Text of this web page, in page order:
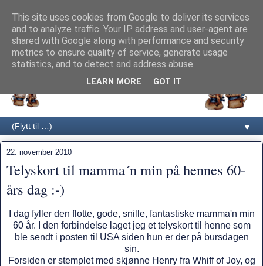
▼
22. november 2010
Telyskort til mamma´n min på hennes 60-
års dag :-)
I dag fyller den flotte, gode, snille, fantastiske mamma'n min
60 år. I den forbindelse laget jeg et telyskort til henne som
ble sendt i posten til USA siden hun er der på bursdagen
sin.
Forsiden er stemplet med skjønne Henry fra Whiff of Joy, og
This site uses cookies from Google to deliver its services
and to analyze traffic. Your IP address and user-agent are
shared with Google along with performance and security
metrics to ensure quality of service, generate usage
statistics, and to detect and address abuse.
LEARN MORE GOT IT